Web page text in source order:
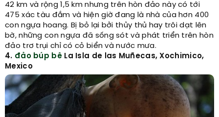
42 km và rộng 1,5 km nhưng trên hòn đảo này có tới
475 xác tàu đắm và hiện giờ đang là nhà của hơn 400
con ngựa hoang. Bị bỏ lại bởi thủy thủ hay trôi dạt lên
bờ, những con ngựa đã sống sót và phát triển trên hòn
đảo trơ trụi chỉ có cỏ biển và nước mưa.
4. đảo búp bêLa Isla de las Muñecas, Xochimico,
Mexico